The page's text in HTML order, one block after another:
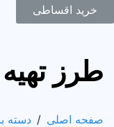
خرید اقساطی
طرز تهیه
صفحه اصلی دسته